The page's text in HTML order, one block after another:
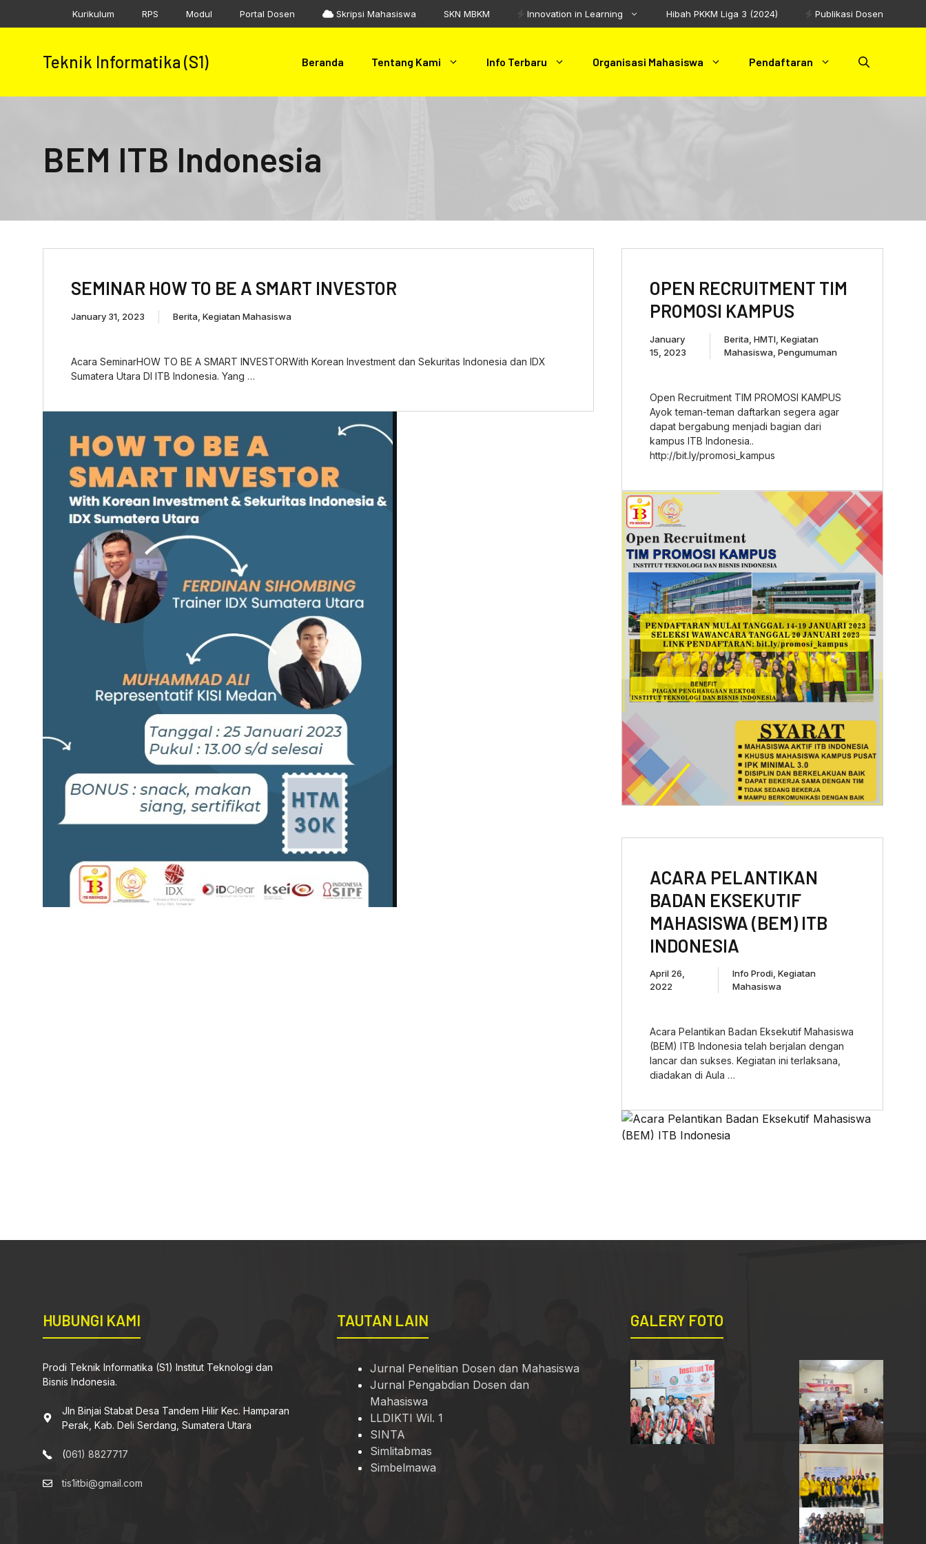
to
Kurikulum RPS Modul Portal Dosen Skripsi Mahasiswa SKN MBKM Innovation in Learning Hibah PKKM Liga 3 (2024) Publikasi Dosen
Teknik Informatika (S1) Beranda Tentang Kami Info Terbaru Organisasi Mahasiswa Pendaftaran
BEM ITB Indonesia
SEMINAR HOW TO BE A SMART INVESTOR
January 31, 2023 Berita Kegiatan Mahasiswa
Acara SeminarHOW TO BE A SMART INVESTORWith Korean Investment dan Sekuritas Indonesia dan IDX
Sumatera Utara DI ITB Indonesia. Yang …
OPEN RECRUITMENT TIM
PROMOSI KAMPUS
January
15, 2023
Berita, HMTI, Kegiatan
Mahasiswa, Pengumuman
Open Recruitment TIM PROMOSI KAMPUS
Ayok teman-teman daftarkan segera agar
dapat bergabung menjadi bagian dari
kampus ITB Indonesia..
http://bit.ly/promosi_kampus
ACARA PELANTIKAN
BADAN EKSEKUTIF
MAHASISWA (BEM) ITB
INDONESIA
April 26,
2022
Info Prodi,Kegiatan
Mahasiswa
Acara Pelantikan Badan Eksekutif Mahasiswa
(BEM) ITB Indonesia telah berjalan dengan
lancar dan sukses. Kegiatan ini terlaksana,
diadakan di Aula …
HUBUNGI KAMI
Prodi Teknik Informatika (S1) Institut Teknologi dan
Bisnis Indonesia.
Jln Binjai Stabat Desa Tandem Hilir Kec. Hamparan
Perak, Kab. Deli Serdang, Sumatera Utara
(061) 8827717
tis1itbi@gmail.com
TAUTAN LAIN
Jurnal Penelitian Dosen dan Mahasiswa
Jurnal Pengabdian Dosen dan
Mahasiswa
LLDIKTI Wil. 1
SINTA
Simlitabmas
Simbelmawa
GALERY FOTO